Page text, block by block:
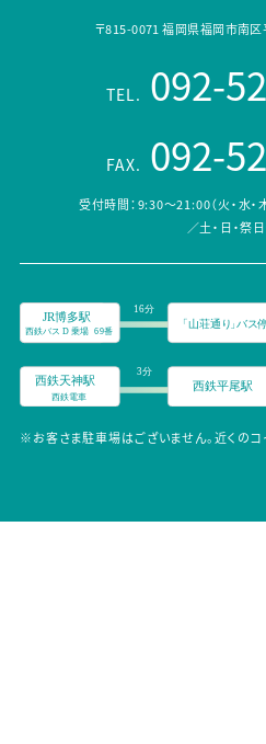
〒815-0071 福岡県福岡市南
TEL. 092-
FAX. 092-
受付時間：9:30～21:00（火・水・
／土・日・祭
※お客さま駐車場はございません。近くの